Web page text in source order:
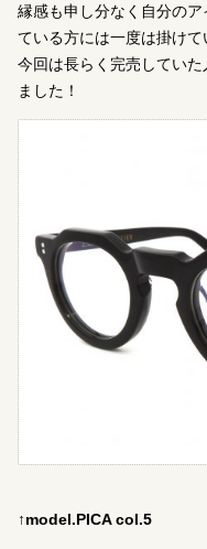
縁感も申し分なく自分の
ている方には一度は掛けて
今回は長らく完売していた
ました！
↑model.PICA col.5